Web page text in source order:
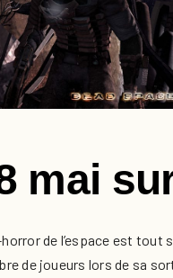
mai
de l’espace est
de joueurs lors de sa